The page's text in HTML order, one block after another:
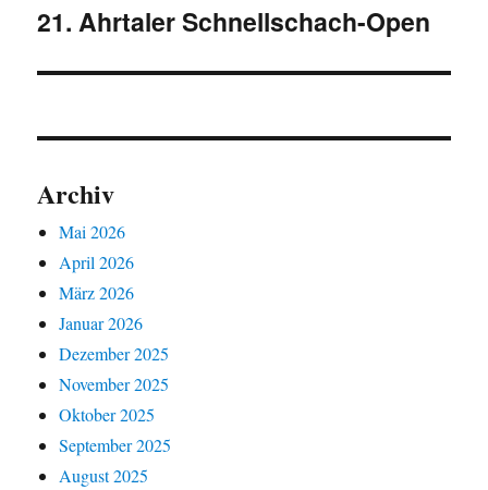
Nächster
21. Ahrtaler Schnellschach-Open
Archiv
Mai 2026
April 2026
März 2026
Januar 2026
Dezember 2025
November 2025
Oktober 2025
September 2025
August 2025